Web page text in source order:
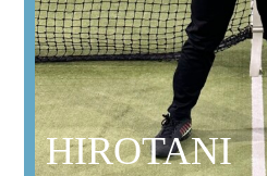
HIROTANI